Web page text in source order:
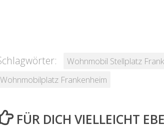
Wohnmobil Stellplatz
Wohnmobilplatz Frankenheim
FÜR DICH VIELLEICHT